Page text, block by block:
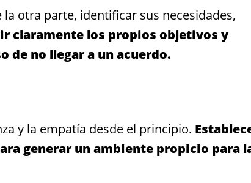
otra parte, identificar sus necesidades,
claramente los propios objetivos y
de no llegar a un acuerdo.
y la empatía desde el principio.
generar un ambiente propicio para